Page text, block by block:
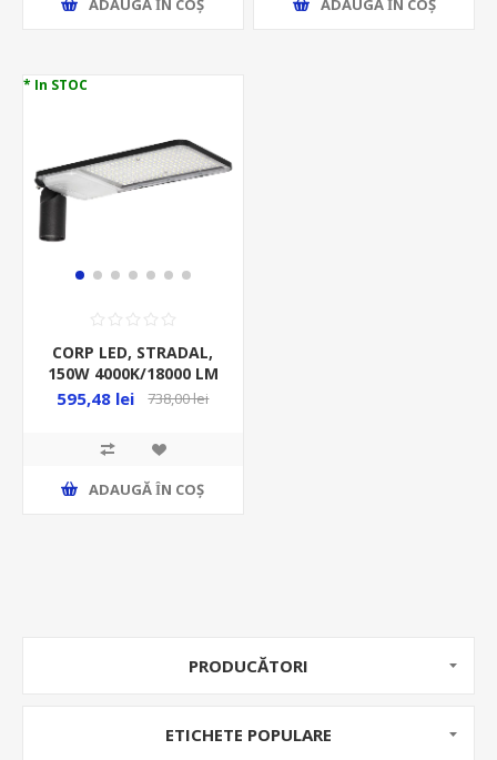
ADAUGĂ ȊN COŞ ADAUGĂ ȊN COŞ
* In STOC
CORP LED, STRADAL,
150W 4000K/18000 LM
230V IP65 BK -
595,48 lei 738,00 lei
ADAUGĂ ȊN COŞ
PRODUCĂTORI
ETICHETE POPULARE